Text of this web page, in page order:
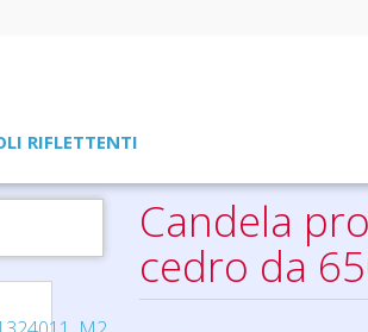
RIFLETTENTI
di cedro da 650 g Wellmark Let' s Get
Candela
cedro da